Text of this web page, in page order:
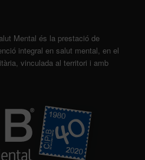
Mental és la prestació de
integral en salut mental, en el
vinculada al territori i amb